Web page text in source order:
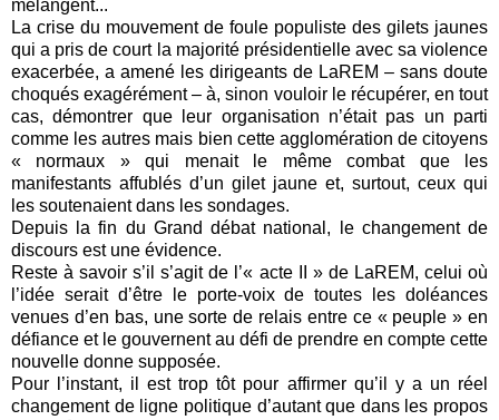
mélangent...
La crise du mouvement de foule populiste des gilets jaunes
qui a pris de court la majorité présidentielle avec sa violence
exacerbée, a amené les dirigeants de LaREM – sans doute
choqués exagérément – à, sinon vouloir le récupérer, en tout
cas, démontrer que leur organisation n’était pas un parti
comme les autres mais bien cette agglomération de citoyens
« normaux » qui menait le même combat que les
manifestants affublés d’un gilet jaune et, surtout, ceux qui
les soutenaient dans les sondages.
Depuis la fin du Grand débat national, le changement de
discours est une évidence.
Reste à savoir s’il s’agit de l’« acte II » de LaREM, celui où
l’idée serait d’être le porte-voix de toutes les doléances
venues d’en bas, une sorte de relais entre ce « peuple » en
défiance et le gouvernent au défi de prendre en compte cette
nouvelle donne supposée.
Pour l’instant, il est trop tôt pour affirmer qu’il y a un réel
changement de ligne politique d’autant que dans les propos